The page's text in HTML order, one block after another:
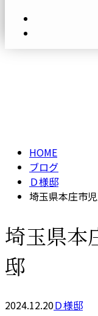
HOME
ブログ
Ｄ様邸
埼玉県本庄市
埼玉県
邸
2024.12.20Ｄ様邸